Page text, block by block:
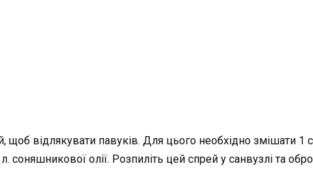
щоб відлякувати павуків. Для цього необхідно змішати 1
олії. Розпиліть цей спрей у санвузлі та